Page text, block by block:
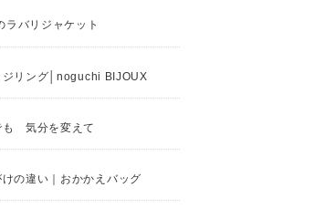
ラバリジャケット
ジリング│noguchi BIJOUX
も 気分を変えて
けの違い｜おかかえバッグ